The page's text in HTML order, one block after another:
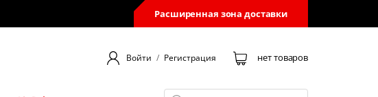
Расширенная зона доставки
Войти / Регистрация нет товаров